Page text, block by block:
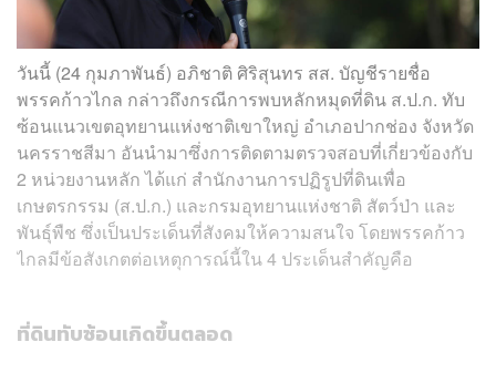
วันนี้ (24 กุมภาพันธ์) อภิชาติ ศิริสุนทร สส. บัญชีรายชื่อ
พรรคก้าวไกล กล่าวถึงกรณีการพบหลักหมุดที่ดิน ส.ป.ก. ทับ
ซ้อนแนวเขตอุทยานแห่งชาติเขาใหญ่ อำเภอปากช่อง จังหวัด
นครราชสีมา อันนำมาซึ่งการติดตามตรวจสอบที่เกี่ยวข้องกับ
2 หน่วยงานหลัก ได้แก่ สำนักงานการปฏิรูปที่ดินเพื่อ
เกษตรกรรม (ส.ป.ก.) และกรมอุทยานแห่งชาติ สัตว์ป่า และ
พันธุ์พืช ซึ่งเป็นประเด็นที่สังคมให้ความสนใจ โดยพรรคก้าว
ไกลมีข้อสังเกตต่อเหตุการณ์นี้ใน 4 ประเด็นสำคัญคือ
ที่ดินทับซ้อนเกิดขึ้นตลอด